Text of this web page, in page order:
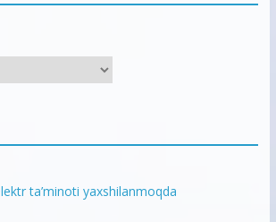
ta’minoti yaxshilanmoqda